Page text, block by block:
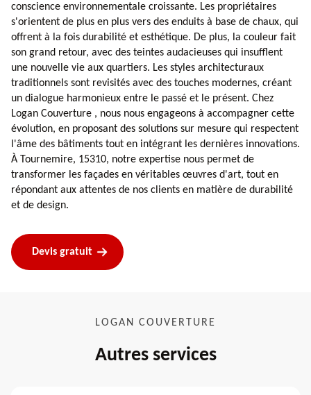
conscience environnementale croissante. Les propriétaires
s'orientent de plus en plus vers des enduits à base de chaux, qui
offrent à la fois durabilité et esthétique. De plus, la couleur fait
son grand retour, avec des teintes audacieuses qui insufflent
une nouvelle vie aux quartiers. Les styles architecturaux
traditionnels sont revisités avec des touches modernes, créant
un dialogue harmonieux entre le passé et le présent. Chez
Logan Couverture , nous nous engageons à accompagner cette
évolution, en proposant des solutions sur mesure qui respectent
l'âme des bâtiments tout en intégrant les dernières innovations.
À Tournemire, 15310, notre expertise nous permet de
transformer les façades en véritables œuvres d'art, tout en
répondant aux attentes de nos clients en matière de durabilité
et de design.
Devis gratuit
LOGAN COUVERTURE
Autres services